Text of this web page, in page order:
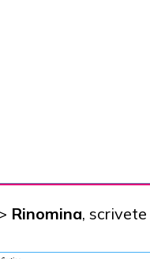
Rinomina, scrivete